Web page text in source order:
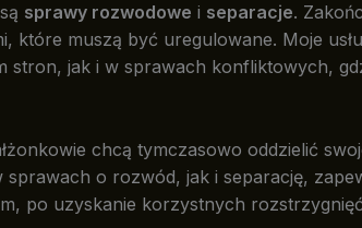
sprawy rozwodowe i separacje.
muszą być uregulowane. Moje
jak i w sprawach konfliktowych,
chcą tymczasowo oddzielić
o rozwód, jak i separację,
po uzyskanie korzystnych